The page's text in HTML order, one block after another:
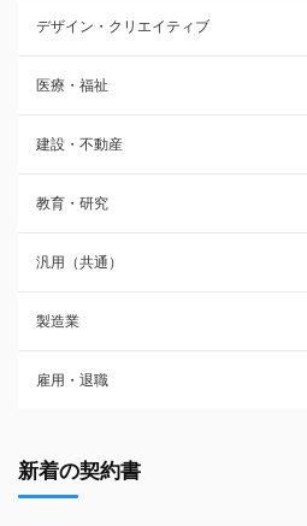
デザイン・クリエイティブ
医療・福祉
建設・不動産
教育・研究
汎用（共通）
製造業
雇用・退職
新着の契約書